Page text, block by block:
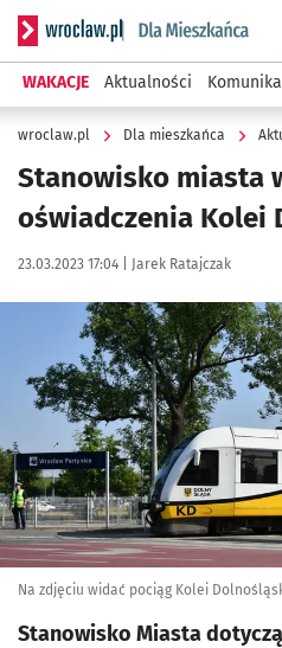
Serwis informacyjny
WAKACJE Aktualności
wroclaw.pl Dla mieszkańca
Stanowisko miasta
oświadczenia Kolei
Data publikacji:
23.03.2023 17:04 | Autor:
Jarek Ratajczak
Kliknij, aby powiększyć
Na zdjęciu widać pociąg Kolei
Stanowisko Miasta